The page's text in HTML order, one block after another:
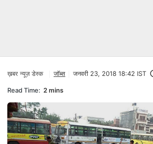
ख़बर न्यूज़ डेस्क जॉब्स जनवरी 23, 2018 18:42 IST
Read Time: 2 mins